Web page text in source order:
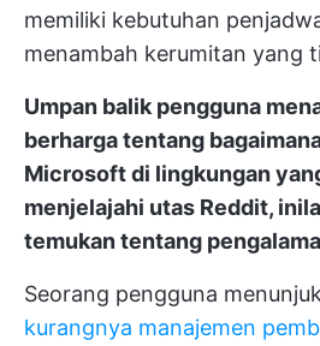
memiliki kebutuhan
menambah kerumitan yang
Umpan balik pengguna
berharga tentang
Microsoft di lingkungan
menjelajahi utas Reddit,
temukan tentang
Seorang pengguna
kurangnya manajemen